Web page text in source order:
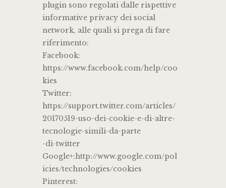
plugin sono regolati dalle rispettive
informative privacy dei social
network, alle quali si prega di fare
riferimento:
Facebook:
https://www.facebook.com/help/coo
kies
Twitter:
https://support.twitter.com/articles/
20170519-uso-dei-cookie-e-di-altre-
tecnologie-simili-da-parte
-di-twitter
Google+:http://www.google.com/pol
icies/technologies/cookies
Pinterest: